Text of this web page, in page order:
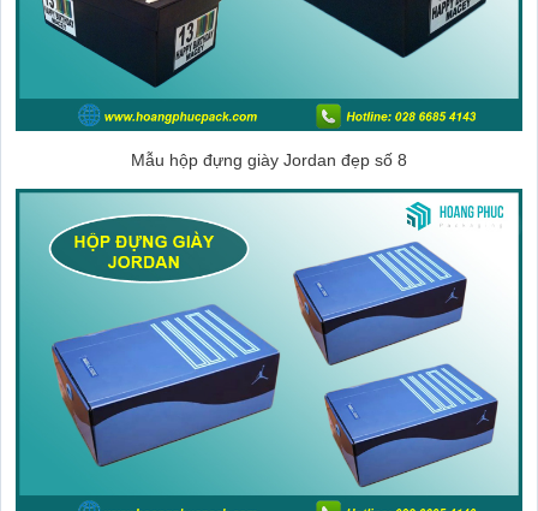
Mẫu hộp đựng giày Jordan đẹp số 8